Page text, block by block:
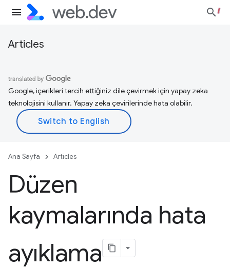
Articles
Google, içerikleri tercih ettiğiniz dile çevirmek için yapay zeka
teknolojisini kullanır. Yapay zeka çevirilerinde hata olabilir.
Ana Sayfa Articles
Düzen
kaymalarında hata
ayıklama